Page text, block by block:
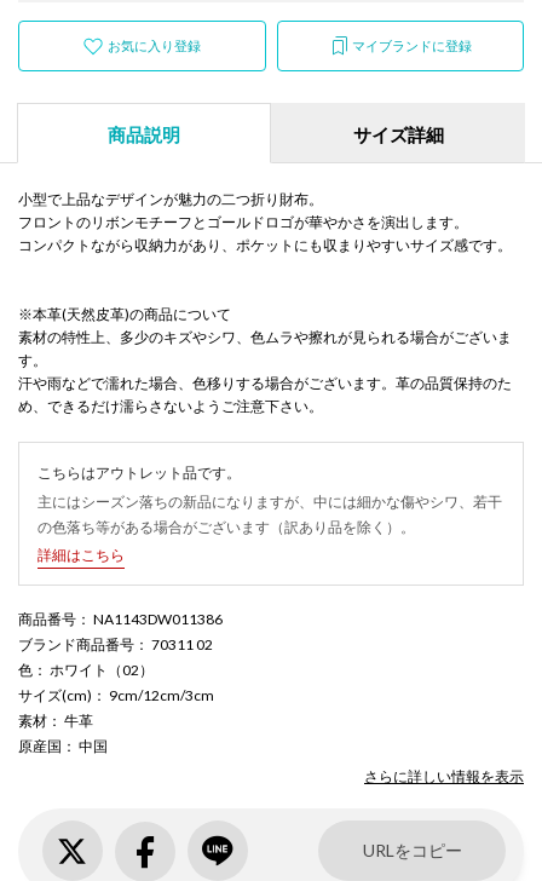
お気に入り登録 マイブランドに登録
商品説明 サイズ詳細
小型で上品なデザインが魅力の二つ折り財布。
フロントのリボンモチーフとゴールドロゴが華やかさを演出します。
コンパクトながら収納力があり、ポケットにも収まりやすいサイズ感です。
※本革(天然皮革)の商品について
素材の特性上、多少のキズやシワ、色ムラや擦れが見られる場合がございま
す。
汗や雨などで濡れた場合、色移りする場合がございます。革の品質保持のた
め、できるだけ濡らさないようご注意下さい。
こちらはアウトレット品です。
主にはシーズン落ちの新品になりますが、中には細かな傷やシワ、若干
の色落ち等がある場合がございます（訳あり品を除く）。
詳細はこちら
商品番号 ： NA1143DW011386
ブランド商品番号 ： 70311 02
色 ： ホワイト（02）
サイズ(cm) ： 9cm/12cm/3cm
素材 ： 牛革
原産国 ： 中国
さらに詳しい情報を表示
URLをコピー